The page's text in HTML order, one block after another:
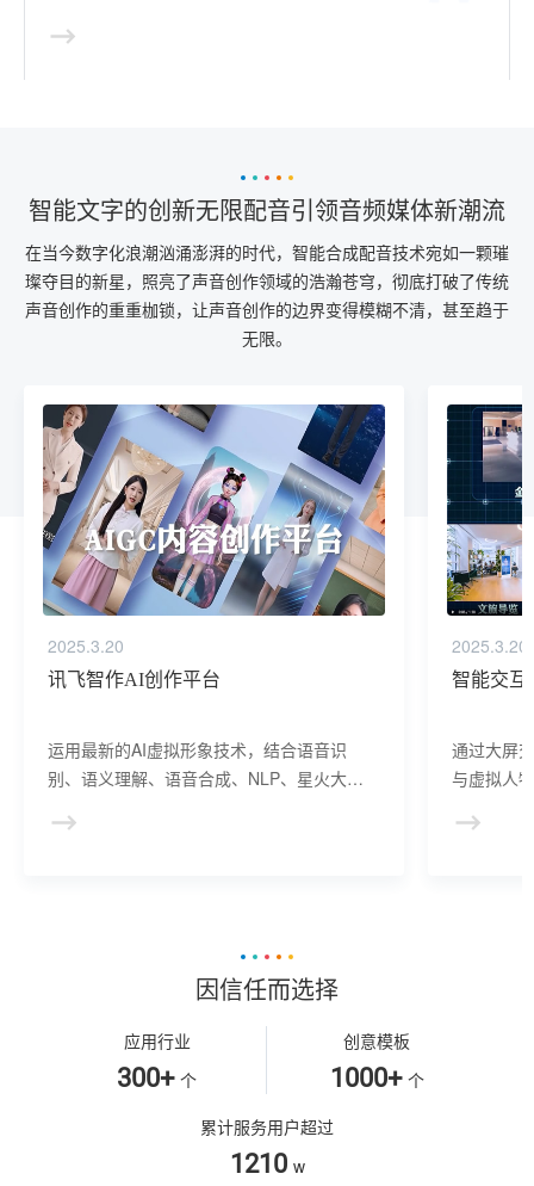
智能文字的创新无限配音引领音频媒体新潮流
在当今数字化浪潮汹涌澎湃的时代，智能合成配音技术宛如一颗璀
璨夺目的新星，照亮了声音创作领域的浩瀚苍穹，彻底打破了传统
声音创作的重重枷锁，让声音创作的边界变得模糊不清，甚至趋于
无限。
2025.3.20
讯飞智作AI创作平台
运用最新的AI虚拟形象技术，结合语音识
别、语义理解、语音合成、NLP、星火大模
建、AI驱动、多模态交互的多场景虚拟人产
2025.3.20
智能交互
通过大屏
与虚拟人
景，可广
因信任而选择
应用行业
300+ 个
创意模板
1000+ 个
累计服务用户超过
1210 w